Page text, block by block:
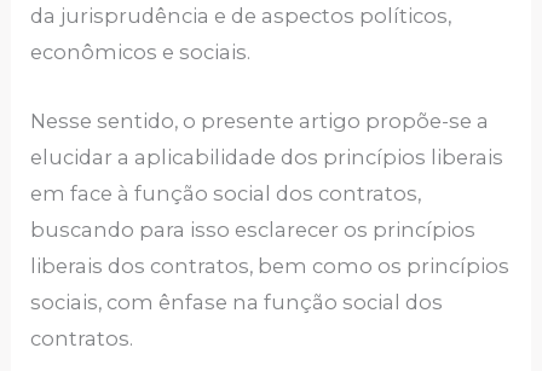
da jurisprudência e de aspectos políticos,
econômicos e sociais.
Nesse sentido, o presente artigo propõe-se a
elucidar a aplicabilidade dos princípios liberais
em face à função social dos contratos,
buscando para isso esclarecer os princípios
liberais dos contratos, bem como os princípios
sociais, com ênfase na função social dos
contratos.